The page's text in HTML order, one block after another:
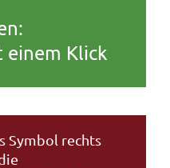
Klick
Symbol rechts